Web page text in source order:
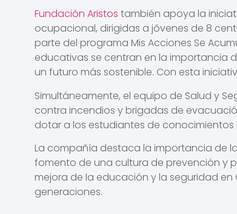
Fundación Aristos también apoya la
ocupacional, dirigidas a jóvenes de 8
parte del programa Mis Acciones Se
educativas se centran en la importancia
un futuro más sostenible. Con esta
Simultáneamente, el equipo de Salud y
contra incendios y brigadas de
dotar a los estudiantes de
La compañía destaca la importancia de
fomento de una cultura de prevención y
mejora de la educación y la seguridad
generaciones.